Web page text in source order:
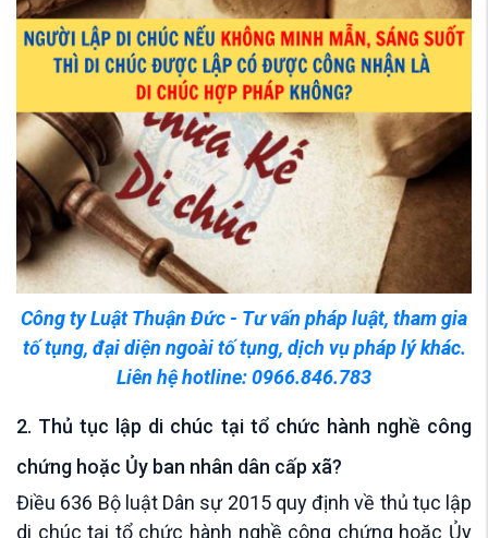
Công ty Luật Thuận Đức - Tư vấn pháp luật, tham gia
tố tụng, đại diện ngoài tố tụng, dịch vụ pháp lý khác.
Liên hệ hotline: 0966.846.783
2. Thủ tục lập di chúc tại tổ chức hành nghề công
chứng hoặc Ủy ban nhân dân cấp xã?
Điều 636 Bộ luật Dân sự 2015 quy định về thủ tục lập
di chúc tại tổ chức hành nghề công chứng hoặc Ủy